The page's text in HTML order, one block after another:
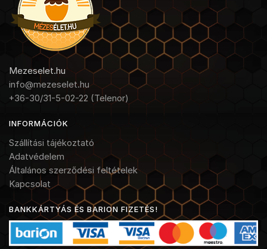
Mezeselet.hu
info@mezeselet.hu
+36-30/31-5-02-22 (Telenor)
INFORMÁCIÓK
Szállítási tájékoztató
Adatvédelem
Általános szerződési feltételek
Kapcsolat
BANKKÁRTYÁS ÉS BARION FIZETÉS!